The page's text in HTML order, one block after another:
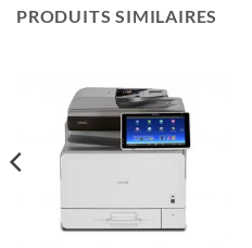
PRODUITS SIMILAIRES